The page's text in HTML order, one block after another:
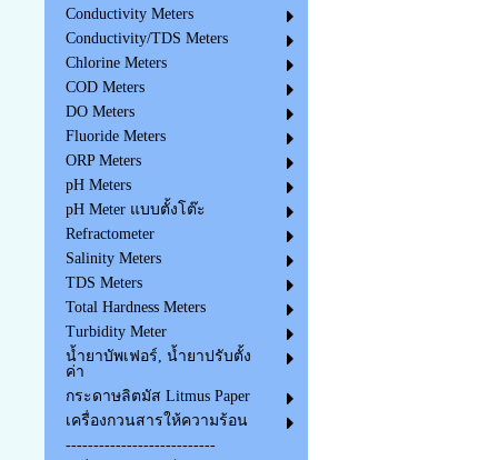
Conductivity Meters
Conductivity/TDS Meters
Chlorine Meters
COD Meters
DO Meters
Fluoride Meters
ORP Meters
pH Meters
pH Meter แบบตั้งโต๊ะ
Refractometer
Salinity Meters
TDS Meters
Total Hardness Meters
Turbidity Meter
น้ำยาบัพเฟอร์, น้ำยาปรับตั้ง
ค่า
กระดาษลิตมัส Litmus Paper
เครื่องกวนสารให้ความร้อน
---------------------------